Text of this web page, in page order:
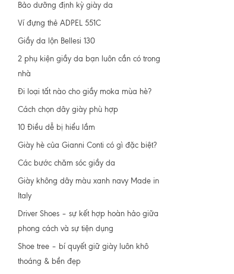
Bảo dưỡng định kỳ giày da
Ví đựng thẻ ADPEL 551C
Giầy da lộn Bellesi 130
2 phụ kiện giầy da bạn luôn cần có trong
nhà
Đi loại tất nào cho giầy moka mùa hè?
Cách chọn dây giày phù hợp
10 Điều dễ bị hiểu lầm
Giày hè của Gianni Conti có gì đặc biệt?
Các bước chăm sóc giầy da
Giày không dây màu xanh navy Made in
Italy
Driver Shoes – sự kết hợp hoàn hảo giữa
phong cách và sự tiện dụng
Shoe tree – bí quyết giữ giày luôn khô
thoáng & bền đẹp